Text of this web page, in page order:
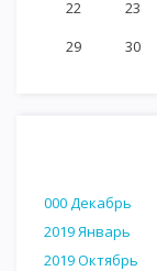
22 23
29
30
000 Декабрь
2019 Январь
2019 Октябрь